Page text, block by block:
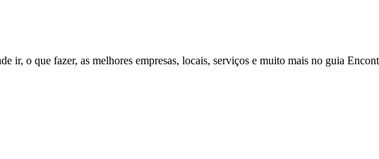
ir, o que fazer, as melhores empresas, locais, serviços e muito mais no guia